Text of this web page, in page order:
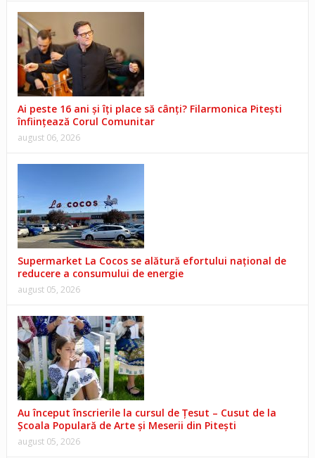
Ai peste 16 ani și îți place să cânți? Filarmonica Pitești
înființează Corul Comunitar
august 06, 2026
Supermarket La Cocos se alătură efortului național de
reducere a consumului de energie
august 05, 2026
Au început înscrierile la cursul de Țesut – Cusut de la
Școala Populară de Arte și Meserii din Pitești
august 05, 2026